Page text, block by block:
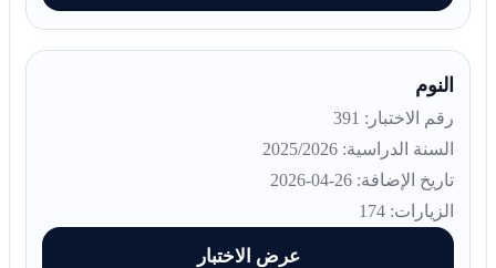
النوم
رقم الاختبار: 391
السنة الدراسية: 2025/2026
تاريخ الإضافة: 26-04-2026
الزيارات: 174
عرض الاختبار